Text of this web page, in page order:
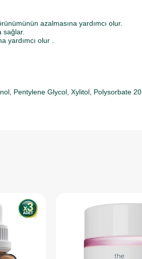
azalmasına yardımcı olur.
sağlar.
olur .
Pentylene Glycol, Xylitol, Polysorbate 20,